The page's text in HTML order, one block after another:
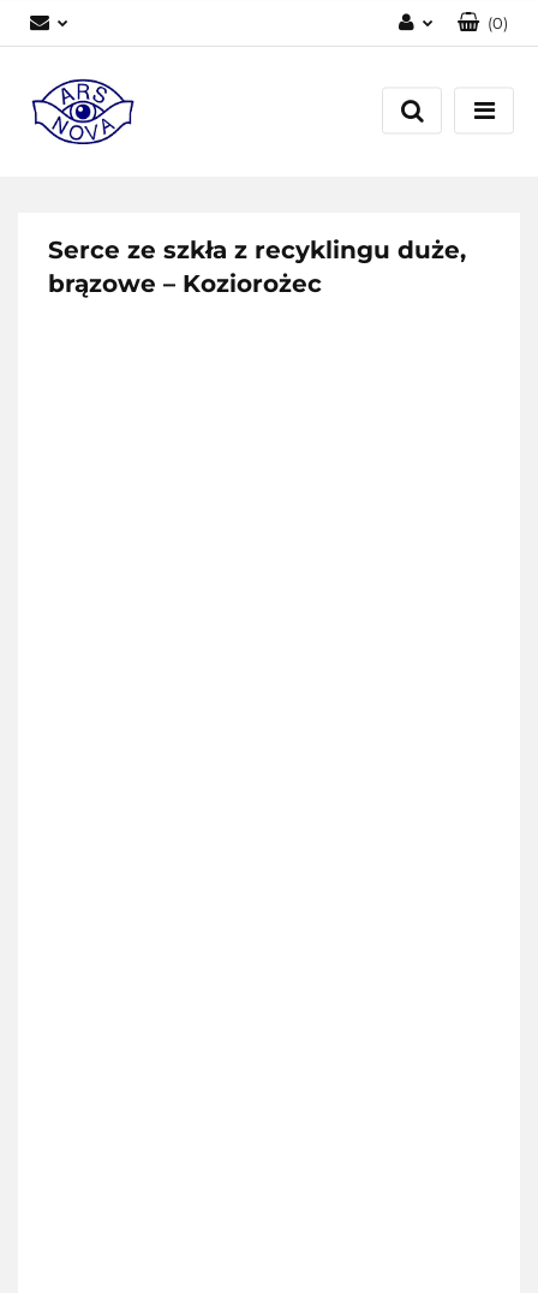
Zarejestruj się
(0)
Serce ze szkła z recyklingu duże,
brązowe – Koziorożec